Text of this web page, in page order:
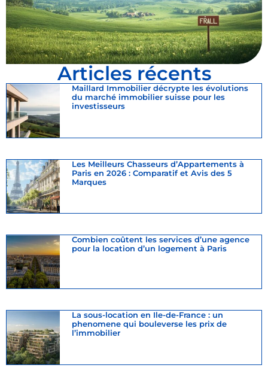
Articles récents
Maillard Immobilier décrypte les évolutions
du marché immobilier suisse pour les
investisseurs
Les Meilleurs Chasseurs d’Appartements à
Paris en 2026 : Comparatif et Avis des 5
Marques
Combien coûtent les services d’une agence
pour la location d’un logement à Paris
La sous-location en Ile-de-France : un
phenomene qui bouleverse les prix de
l’immobilier